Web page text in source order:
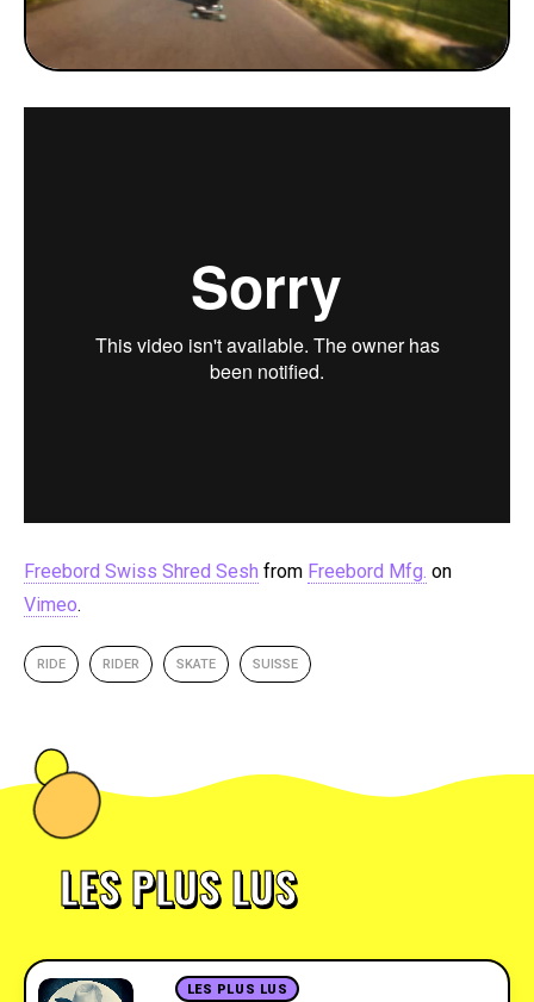
Freebord Swiss Shred Sesh from Freebord Mfg. on
Vimeo.
RIDE RIDER SKATE SUISSE
LES PLUS LUS
LES PLUS LUS